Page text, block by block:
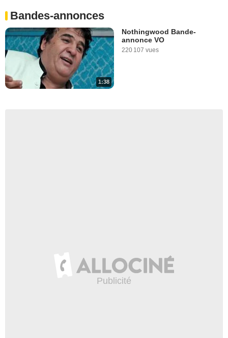
Bandes-annonces
1:38
Nothingwood Bande-
annonce VO
220 107 vues